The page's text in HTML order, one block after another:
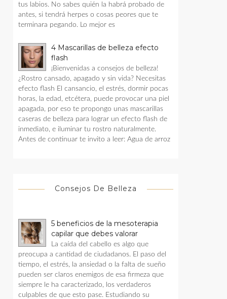
tus labios. No sabes quién la habrá probado de
antes, si tendrá herpes o cosas peores que te
terminara pegando. Lo mejor es
4 Mascarillas de belleza efecto
flash
¡Bienvenidas a consejos de belleza!
¿Rostro cansado, apagado y sin vida? Necesitas
efecto flash El cansancio, el estrés, dormir pocas
horas, la edad, etcétera, puede provocar una piel
apagada, por eso te propongo unas mascarillas
caseras de belleza para lograr un efecto flash de
inmediato, e iluminar tu rostro naturalmente.
Antes de continuar te invito a leer: Agua de arroz
Consejos De Belleza
5 beneficios de la mesoterapia
capilar que debes valorar
La caída del cabello es algo que
preocupa a cantidad de ciudadanos. El paso del
tiempo, el estrés, la ansiedad o la falta de sueño
pueden ser claros enemigos de esa firmeza que
siempre le ha caracterizado, los verdaderos
culpables de que esto pase. Estudiando su